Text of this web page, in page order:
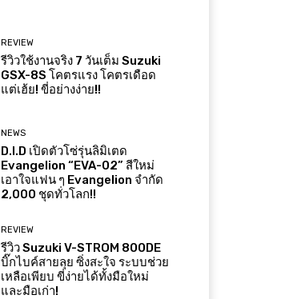
REVIEW
รีวิวใช้งานจริง 7 วันเต็ม Suzuki
GSX-8S โคตรแรง โคตรเดือด
แต่เฮ้ย! ขี่อย่างง่าย!!
NEWS
D.I.D เปิดตัวโซ่รุ่นลิมิเตด
Evangelion “EVA-02” สีใหม่
เอาใจแฟน ๆ Evangelion จำกัด
2,000 ชุดทั่วโลก!!
REVIEW
รีวิว Suzuki V-STROM 800DE
บิ๊กไบค์สายลุย ซิ่งสะใจ ระบบช่วย
เหลือเพียบ ขี่ง่ายได้ทั้งมือใหม่
และมือเก่า!